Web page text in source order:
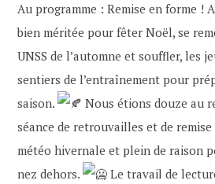
Au programme : Remise en forme !
bien méritée pour fêter Noël, se
UNSS de l’automne et souffler, les
sentiers de l’entraînement pour
saison.
Nous étions douze au
séance de retrouvailles et de
météo hivernale et plein de raison
nez dehors.
Le travail de